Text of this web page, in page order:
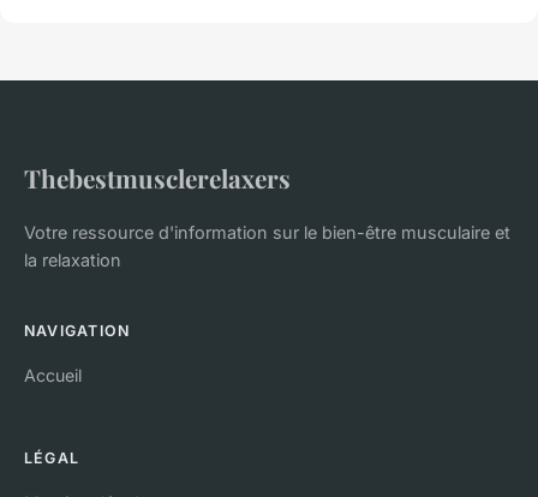
Thebestmusclerelaxers
Votre ressource d'information sur le bien-être musculaire et
la relaxation
NAVIGATION
Accueil
LÉGAL